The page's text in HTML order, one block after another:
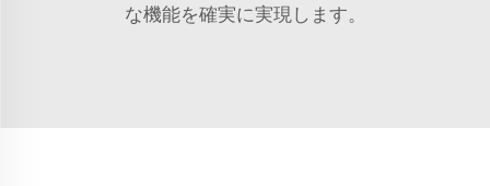
な機能を確実に実現します。